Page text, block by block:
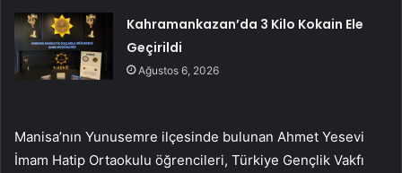
Kahramankazan’da 3 Kilo Kokain Ele
Geçirildi
Ağustos 6, 2026
Manisa’nın Yunusemre ilçesinde bulunan Ahmet Yesevi
İmam Hatip Ortaokulu öğrencileri, Türkiye Gençlik Vakfı